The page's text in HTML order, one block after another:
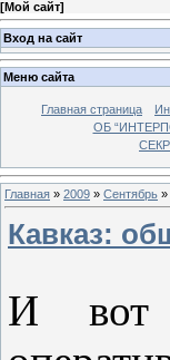
[Мой сайт]
Вход на сайт
Меню сайта
Главная страница
ОБ
Главная » 2009 » Сентябрь »
Кавказ:
И вот